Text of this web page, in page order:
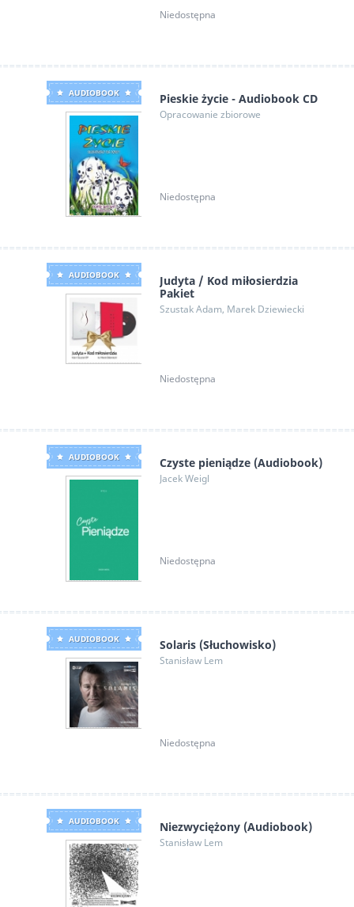
Niedostępna
AUDIOBOOK Pieskie życie - Audiobook CD
Opracowanie zbiorowe
Niedostępna
AUDIOBOOK
Judyta / Kod miłosierdzia
Pakiet
Szustak Adam, Marek Dziewiecki
Niedostępna
AUDIOBOOK Czyste pieniądze (Audiobook)
Jacek Weigl
Niedostępna
AUDIOBOOK Solaris (Słuchowisko)
Stanisław Lem
Niedostępna
AUDIOBOOK Niezwyciężony (Audiobook)
Stanisław Lem